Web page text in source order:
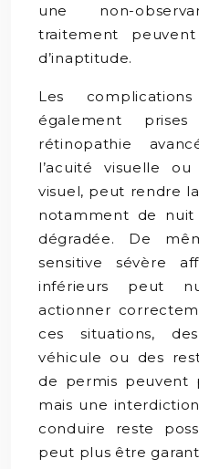
une non-
traitement
d’inaptitude.
Les
également
rétinopathie
l’acuité visuelle
visuel, peut rendre
notamment de
dégradée. De
sensitive sévère
inférieurs peut
actionner
ces situations,
véhicule ou des
de permis peuvent
mais une
conduire reste
peut plus être